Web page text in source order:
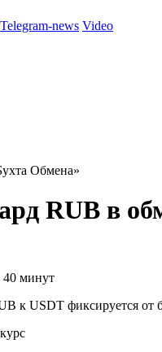
Telegram-news Video
Обмена»
RUB в
40 минут
к USDT фиксируется